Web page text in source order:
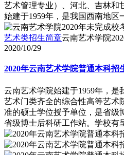
艺术管理专业）、河北、吉林和
始建于1959年，是我国西南地区
艺术类招生简章云南艺术学院
2020/10/29
2020年云南艺术学院普通本科招
云南艺术学院始建于1959年，是
艺术门类齐全的综合性高等艺术
准的硕士学位授予单位，是省级
省级博士后科研工作站。学校有